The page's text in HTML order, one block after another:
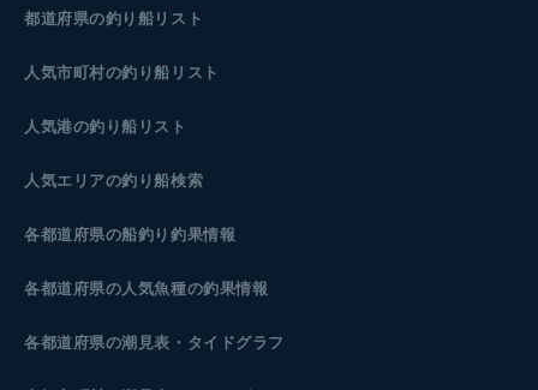
都道府県の釣り船リスト
人気市町村の釣り船リスト
人気港の釣り船リスト
人気エリアの釣り船検索
各都道府県の船釣り釣果情報
各都道府県の人気魚種の釣果情報
各都道府県の潮見表 ・タイドグラフ